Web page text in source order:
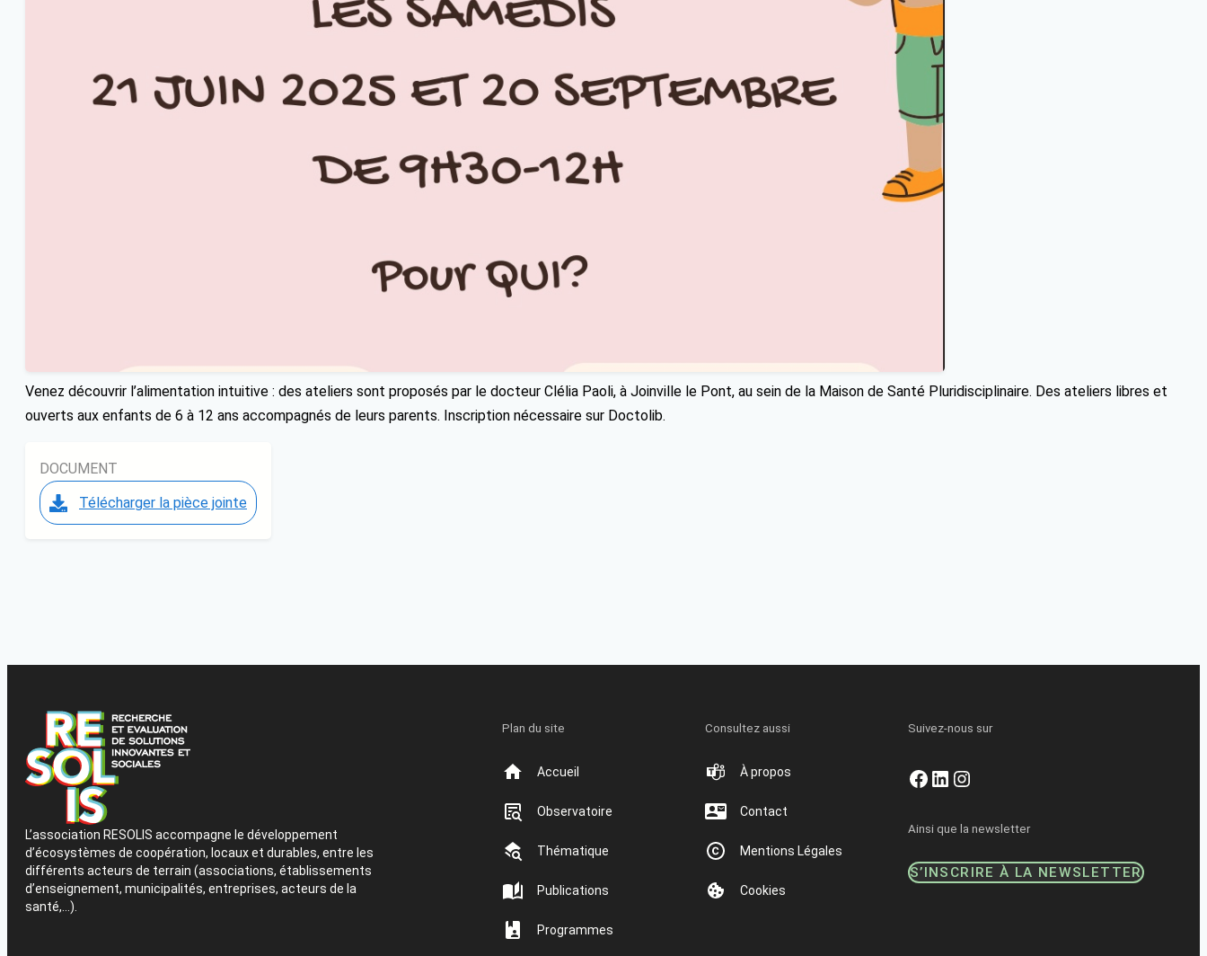
Venez découvrir l’alimentation intuitive : des ateliers sont proposés par le docteur Clélia Paoli, à Joinville le Pont, au sein de la Maison de Santé Pluridisciplinaire. Des ateliers libres et
ouverts aux enfants de 6 à 12 ans accompagnés de leurs parents. Inscription nécessaire sur Doctolib.
DOCUMENT
Télécharger la pièce jointe
L’association RESOLIS accompagne le développement
d’écosystèmes de coopération, locaux et durables, entre les
différents acteurs de terrain (associations, établissements
d’enseignement, municipalités, entreprises, acteurs de la
santé,…).
Plan du site
Accueil
Observatoire
Thématique
Publications
Programmes
Consultez aussi
À propos
Contact
Mentions Légales
Cookies
Suivez-nous sur
Facebook
LinkedIn
Instagram
Ainsi que la newsletter
S’INSCRIRE À LA NEWSLETTER